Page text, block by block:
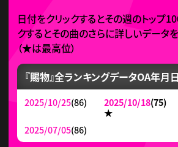
日付をクリックするとその週のトップ
クするとその曲のさらに詳しいデータ
（★は最高位）
『賜物』全ランキングデータOA年月日
2025/10/25(86) 2025/10/18(75)
★
2025/07/05(86)